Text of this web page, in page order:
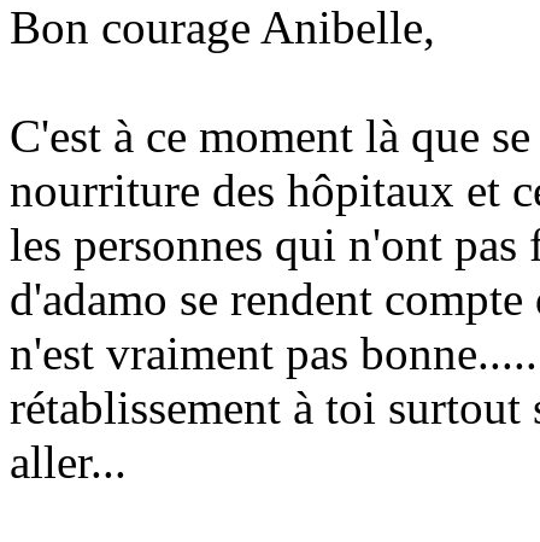
Bon courage Anibelle,
C'est à ce moment là que
nourriture des hôpitaux et
les personnes qui n'ont
d'adamo se rendent
n'est vraiment pas
rétablissement à toi
aller...